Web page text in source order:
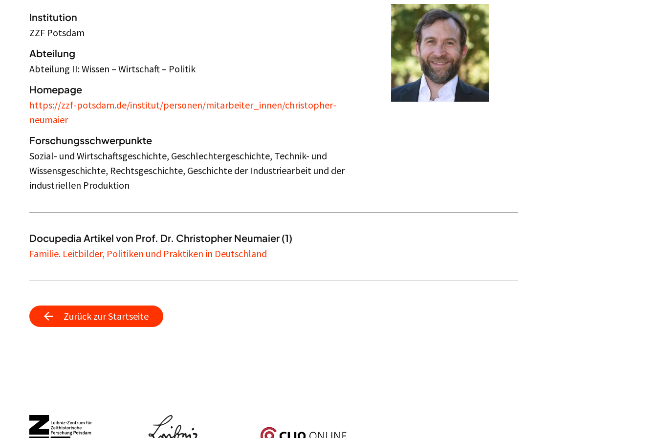
Institution
ZZF Potsdam
Abteilung
Abteilung II: Wissen – Wirtschaft – Politik
Homepage
https://zzf-potsdam.de/institut/personen/mitarbeiter_innen/christopher-
neumaier
Forschungsschwerpunkte
Sozial- und Wirtschaftsgeschichte, Geschlechtergeschichte, Technik- und
Wissensgeschichte, Rechtsgeschichte, Geschichte der Industriearbeit und der
industriellen Produktion
Docupedia Artikel von Prof. Dr. Christopher Neumaier (1)
Familie. Leitbilder, Politiken und Praktiken in Deutschland
Zurück zur Startseite